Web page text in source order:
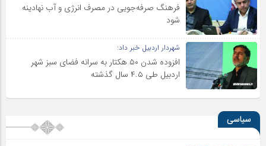
فرهنگ صرفه‌جویی در مصرف انرژی و آب نهادینه
شود
شهردار اردبیل خبر داد:
افزوده شدن ۵۰ هکتار به سرانه فضای سبز شهر
اردبیل طی ۴.۵ سال گذشته
سیاسی